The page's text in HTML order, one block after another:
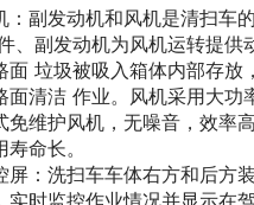
：副发动机和风机是清扫车
、副发动机为风机运转提供
面 垃圾被吸入箱体内部存放
面清洁 作业。风机采用大功
免维护风机，无噪音，效率
寿命长。
屏：洗扫车车体右方和后方
实时监控作业情况并显示在